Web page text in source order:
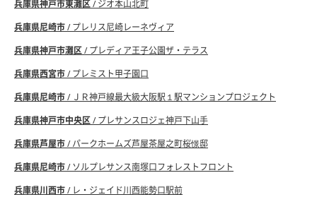
兵庫県神戸市東灘区/ ジオ本山北町
兵庫県尼崎市/ プレリス尼崎レーネヴィア
兵庫県神戸市灘区/ プレディア王子公園ザ・テラス
兵庫県西宮市/ プレミスト甲子園口
兵庫県尼崎市/ ＪＲ神戸線最大級大阪駅１駅マンションプロジェクト
兵庫県神戸市中央区/ プレサンスロジェ神戸下山手
兵庫県芦屋市/ パークホームズ芦屋茶屋之町桜憬邸
兵庫県尼崎市/ ソルプレサンス南塚口フォレストフロント
兵庫県川西市/ レ・ジェイド川西能勢口駅前